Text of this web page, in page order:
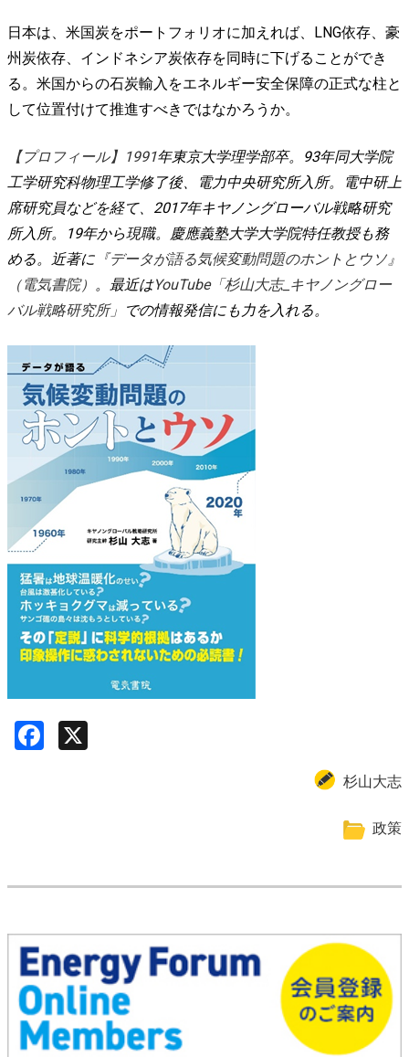
日本は、米国炭をポートフォリオに加えれば、LNG依存、豪
州炭依存、インドネシア炭依存を同時に下げることができ
る。米国からの石炭輸入をエネルギー安全保障の正式な柱と
して位置付けて推進すべきではなかろうか。
【プロフィール】1991年東京大学理学部卒。93年同大学院
工学研究科物理工学修了後、電力中央研究所入所。電中研上
席研究員などを経て、2017年キヤノングローバル戦略研究
所入所。19年から現職。慶應義塾大学大学院特任教授も務
める。近著に 『データが語る気候変動問題のホントとウソ』
（電気書院） 。最近はYouTube「杉山大志_キヤノングロー
バル戦略研究所」 での情報発信にも力を入れる。
Facebook
杉山大志
政策